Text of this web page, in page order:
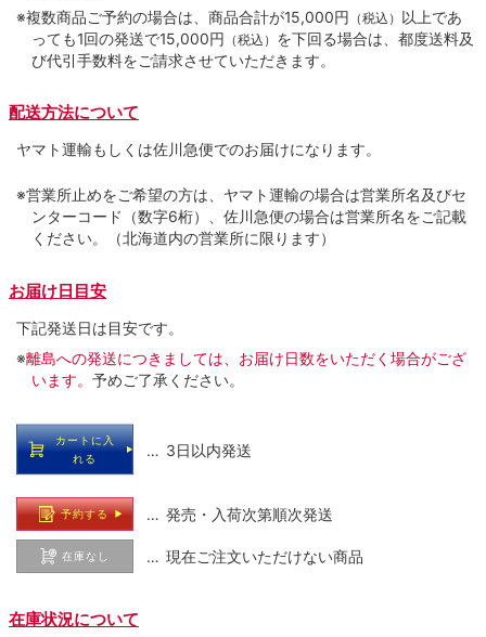
※複数商品ご予約の場合は、商品合計が15,000円 （税込） 以上であ
っても1回の発送で15,000円 （税込） を下回る場合は、都度送料及
び代引手数料をご請求させていただきます。
配送方法について
ヤマト運輸もしくは佐川急便でのお届けになります。
※営業所止めをご希望の方は、ヤマト運輸の場合は営業所名及びセ
ンターコード（数字6桁）、佐川急便の場合は営業所名をご記載
ください。（北海道内の営業所に限ります）
お届け日目安
下記発送日は目安です。
※離島への発送につきましては、お届け日数をいただく場合がござ
います。 予めご了承ください。
カートに入
れる
… 3日以内発送
予約する … 発売・入荷次第順次発送
在庫なし … 現在ご注文いただけない商品
在庫状況について